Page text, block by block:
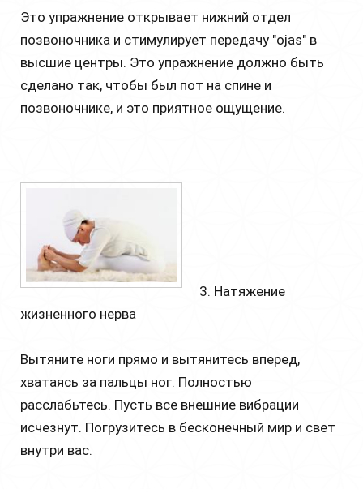
Это упражнение открывает нижний отдел
позвоночника и стимулирует передачу "ojas" в
высшие центры. Это упражнение должно быть
сделано так, чтобы был пот на спине и
позвоночнике, и это приятное ощущение.
3. Натяжение
жизненного нерва
Вытяните ноги прямо и вытянитесь вперед,
хватаясь за пальцы ног. Полностью
расслабьтесь. Пусть все внешние вибрации
исчезнут. Погрузитесь в бесконечный мир и свет
внутри вас.